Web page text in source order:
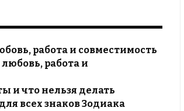
работа и совместимость
работа и
и что нельзя делать
всех знаков Зодиака